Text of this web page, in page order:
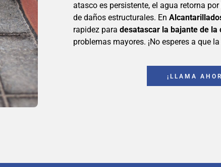
atasco es persistente, el agua retorna
de daños estructurales. En
rapidez para desatascar la bajante de la
problemas mayores. ¡No esperes a que
¡LLAMA